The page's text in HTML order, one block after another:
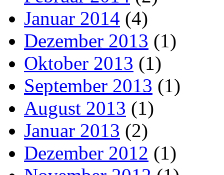
Januar 2014 (4)
Dezember 2013 (1)
Oktober 2013 (1)
September 2013 (1)
August 2013 (1)
Januar 2013 (2)
Dezember 2012 (1)